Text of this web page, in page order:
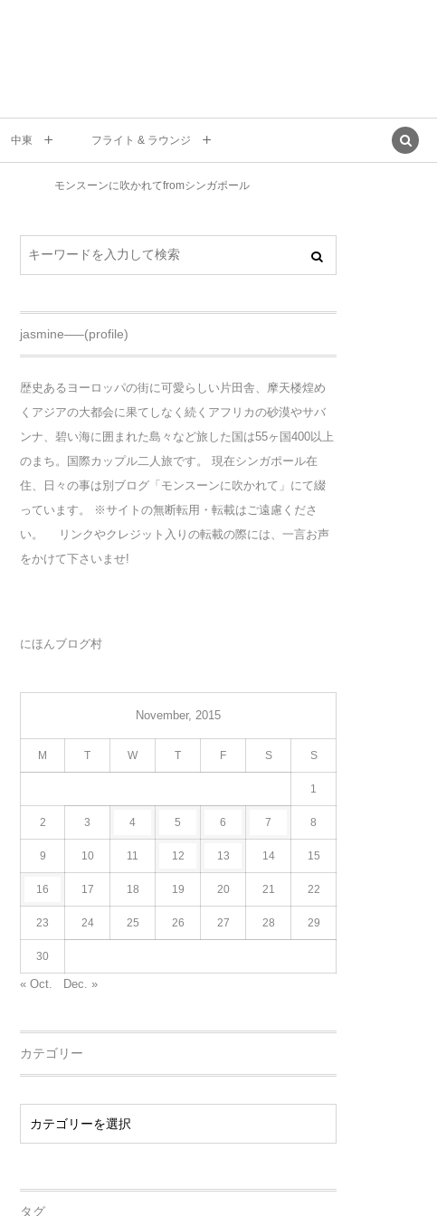
中東 フライト & ラウンジ
モンスーンに吹かれてfromシンガポール
jasmine—–(profile)
歴史あるヨーロッパの街に可愛らしい片田舎、摩天楼煌め
くアジアの大都会に果てしなく続くアフリカの砂漠やサバ
ンナ、碧い海に囲まれた島々など旅した国は55ヶ国400以上
のまち。国際カップル二人旅です。 現在シンガポール在
住、日々の事は別ブログ「モンスーンに吹かれて」にて綴
っています。 ※サイトの無断転用・転載はご遠慮くださ
い。 リンクやクレジット入りの転載の際には、一言お声
をかけて下さいませ!
にほんブログ村
November, 2015
M T W T F S S
1
2 3 4 5 6 7 8
9 10 11 12 13 14 15
16 17 18 19 20 21 22
23 24 25 26 27 28 29
30
« Oct. Dec. »
カテゴリー
タグ